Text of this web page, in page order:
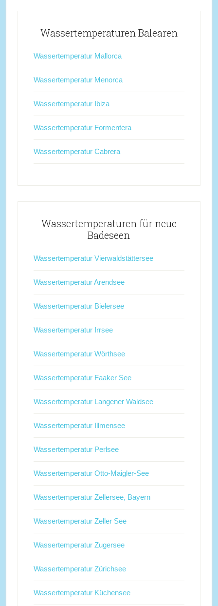
Wassertemperaturen Balearen
Wassertemperatur Mallorca
Wassertemperatur Menorca
Wassertemperatur Ibiza
Wassertemperatur Formentera
Wassertemperatur Cabrera
Wassertemperaturen für neue
Badeseen
Wassertemperatur Vierwaldstättersee
Wassertemperatur Arendsee
Wassertemperatur Bielersee
Wassertemperatur Irrsee
Wassertemperatur Wörthsee
Wassertemperatur Faaker See
Wassertemperatur Langener Waldsee
Wassertemperatur Illmensee
Wassertemperatur Perlsee
Wassertemperatur Otto-Maigler-See
Wassertemperatur Zellersee, Bayern
Wassertemperatur Zeller See
Wassertemperatur Zugersee
Wassertemperatur Zürichsee
Wassertemperatur Küchensee